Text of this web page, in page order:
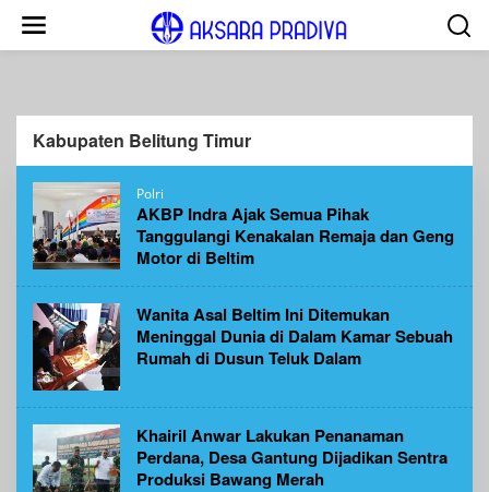
konten
Kabupaten Belitung Timur
Polri
AKBP Indra Ajak Semua Pihak
Tanggulangi Kenakalan Remaja dan Geng
Motor di Beltim
Wanita Asal Beltim Ini Ditemukan
Meninggal Dunia di Dalam Kamar Sebuah
Rumah di Dusun Teluk Dalam
Khairil Anwar Lakukan Penanaman
Perdana, Desa Gantung Dijadikan Sentra
Produksi Bawang Merah